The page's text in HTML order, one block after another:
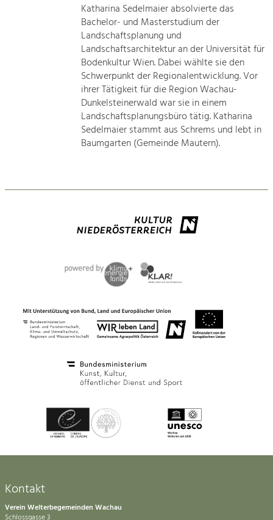
Katharina Sedelmaier absolvierte das
Bachelor- und Masterstudium der
Landschaftsplanung und
Landschaftsarchitektur an der Universität für
Bodenkultur Wien. Dabei wählte sie den
Schwerpunkt der Regionalentwicklung. Vor
ihrer Tätigkeit für die Region Wachau-
Dunkelsteinerwald war sie in einem
Landschaftsplanungsbüro tätig. Katharina
Sedelmaier stammt aus Schrems und lebt in
Baumgarten (Gemeinde Mautern).
Kontakt
Verein Welterbegemeinden Wachau
Schlossgasse 3